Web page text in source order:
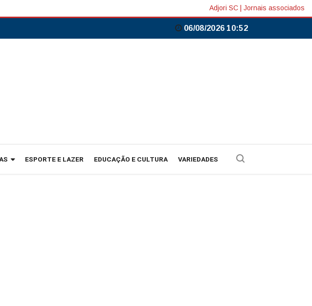
Adjori SC Jornais associados
06/08/2026 10:52
ESPORTE E LAZER EDUCAÇÃO E CULTURA VARIEDADES